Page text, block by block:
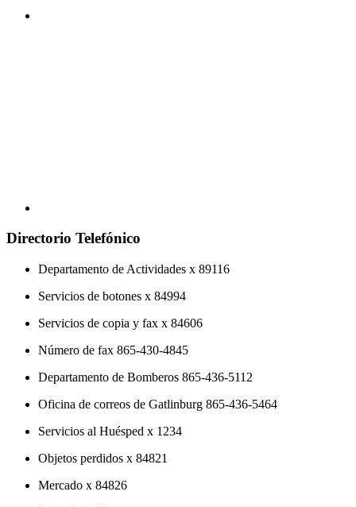
Directorio Telefónico
Departamento de Actividades x 89116
Servicios de botones x 84994
Servicios de copia y fax x 84606
Número de fax 865-430-4845
Departamento de Bomberos 865-436-5112
Oficina de correos de Gatlinburg 865-436-5464
Servicios al Huésped x 1234
Objetos perdidos x 84821
Mercado x 84826